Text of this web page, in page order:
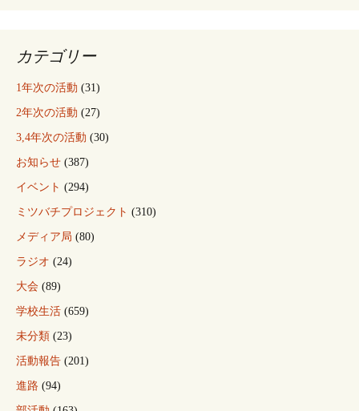
カテゴリー
1年次の活動 (31)
2年次の活動 (27)
3,4年次の活動 (30)
お知らせ (387)
イベント (294)
ミツバチプロジェクト (310)
メディア局 (80)
ラジオ (24)
大会 (89)
学校生活 (659)
未分類 (23)
活動報告 (201)
進路 (94)